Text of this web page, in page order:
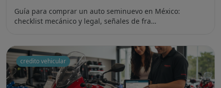
Guía para comprar un auto seminuevo en México:
checklist mecánico y legal, señales de fra…
credito vehicular